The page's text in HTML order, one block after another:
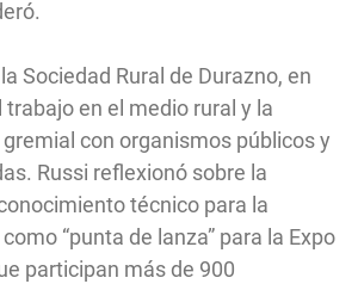
Sociedad Rural de Durazno, en
en el medio rural y la
con organismos públicos y
Russi reflexionó sobre la
técnico para la
“punta de lanza” para la Expo
participan más de 900